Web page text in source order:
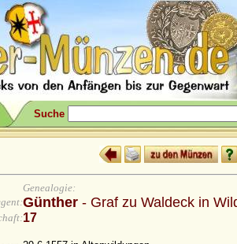
Suche
Genealogie:
Günther - Graf zu Waldeck in
17